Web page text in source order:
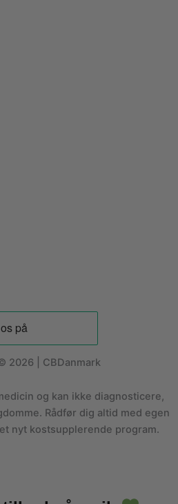
2026 | CBDanmark
og kan ikke diagnosticere,
Rådfør dig altid med egen
nyt kostsupplerende program.